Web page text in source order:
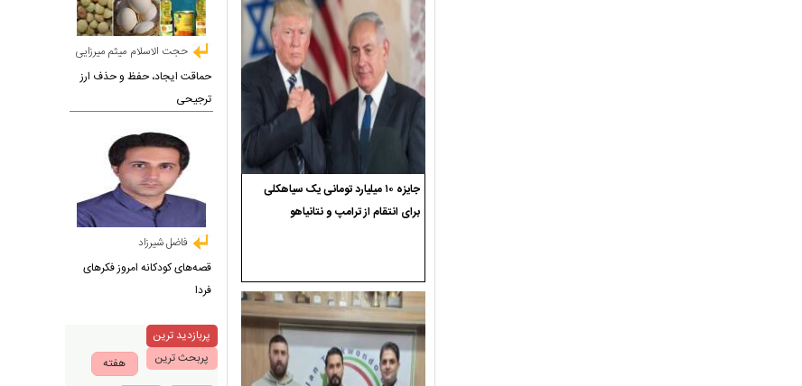
جایزه ۱۰ میلیارد تومانی یک سیاهکلی
برای انتقام از ترامپ و نتانیاهو
حجت الاسلام میثم میرزایی
حماقت ایجاد، حفظ و حذف ارز
ترجیحی
فاضل شیرزاد
قصه‌های کودکانه امروز فکرهای
فردا
پربازدید ترین
پربحث ترین
هفته